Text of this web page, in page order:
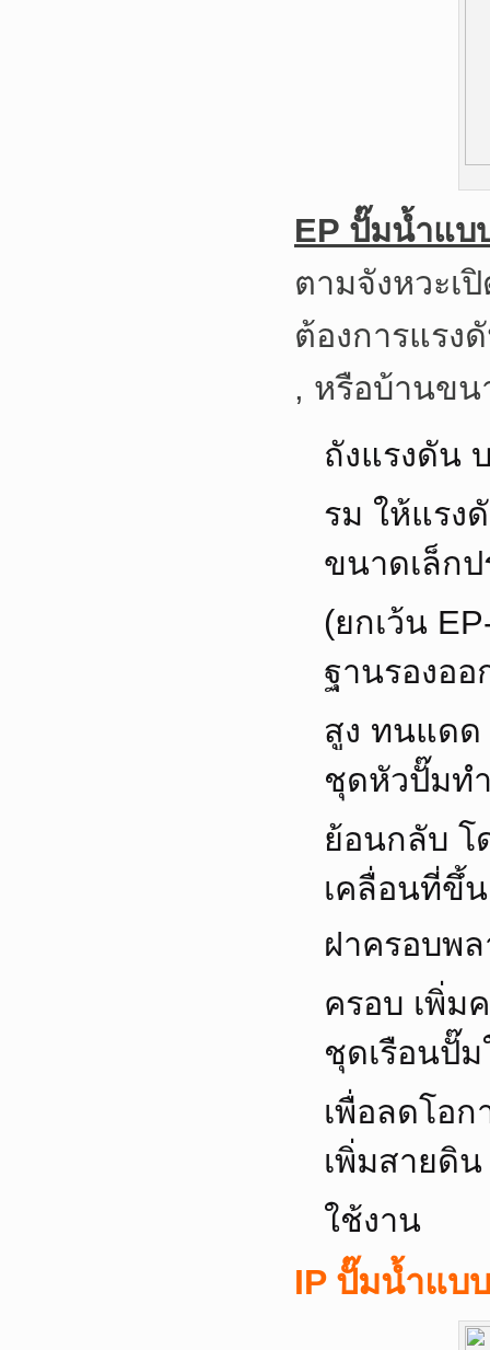
EP ปั๊มน้ำแบ
ตามจังหวะเ
ต้องการแรง
, หรือบ้านข
ถังแรงดัน
รม ให้แรง
ขนาดเล็ก
(ยกเว้น
ฐานรองอ
สูง ทนแด
ชุดหัวปั๊มท
ย้อนกลับ โ
เคลื่อนที่ขึ้
ฝาครอบพ
ครอบ เพิ่ม
ชุดเรือนปั๊
เพื่อลดโอก
เพิ่มสายดิ
ใช้งาน
IP ปั๊มน้ำแบ